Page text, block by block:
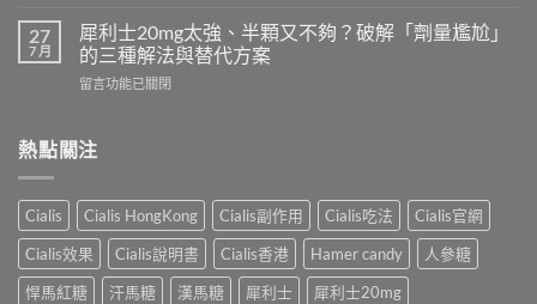
指
南：
港
必
療
程
安
排
與
犀
利
士
一
嗎？
完
整
解
析：
併
度
超
級
犀
全
雙
效
合
一
如
27
7 月
犀利士20mg太強、半顆又不夠？破解「劑量尷尬」
的三種解法與替代方案
在
士
20mg
強、
半
顆
又
不
留言功能已關閉
熱點關注
Cialis Cialis HongKong Cialis副作用 Cialis吃法
Cialis官網
Cialis效果
Cialis說明書 Cialis香港 Hamer candy
人參糖
悍馬紅糖
汗馬糖 漢馬糖 犀利士 犀利士20mg